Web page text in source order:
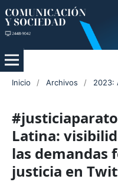
Inicio / Archivos / 2023:
Latina:
las demandas
justicia en